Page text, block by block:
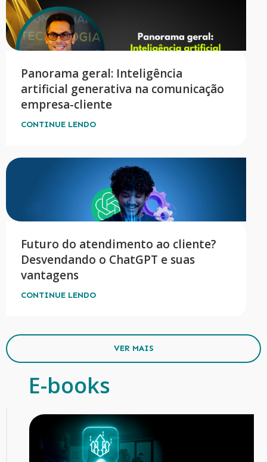
Panorama geral: Inteligência
artificial generativa na comunicação
empresa-cliente
CONTINUE LENDO
Futuro do atendimento ao cliente?
Desvendando o ChatGPT e suas
vantagens
CONTINUE LENDO
VER MAIS
E-books